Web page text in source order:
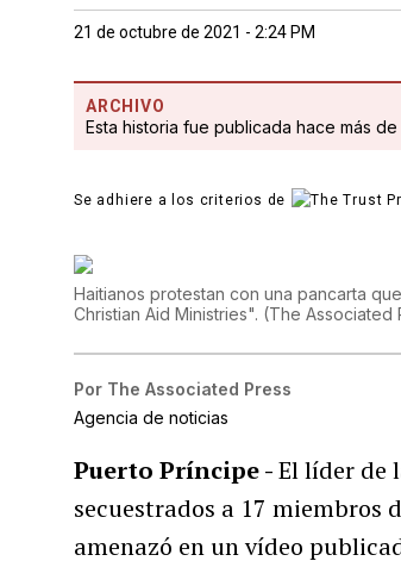
21 de octubre de 2021 - 2:24 PM
ARCHIVO
Esta historia fue publicada hace más de
Se adhiere a los criterios de
Haitianos protestan con una pancarta
Christian Aid Ministries". (The Associated
Por The Associated Press
Agencia de noticias
Puerto Príncipe -El líder de
secuestrados a 17 miembros
amenazó en un vídeo